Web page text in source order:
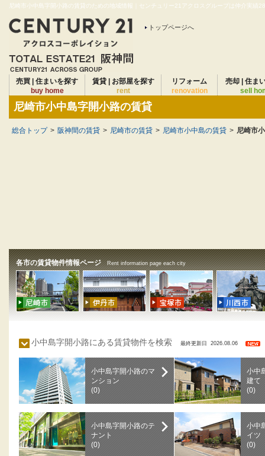
尼崎市小中島字開小路の賃貸のための地域情報｜センチュリー21アクロスグループは仲介実績
トップページへ
売買 | 住まいを探す
buy home
賃貸 | お部屋を探す
rent
リフォーム
renovation
売却 | 住ま
sell
尼崎市小中島字開小路の賃貸
総合トップ > 阪神間の賃貸 > 尼崎市の賃貸 > 尼崎市小中島の賃貸 > 尼崎市
各市の賃貸物件情報ページ Rent information page each city
小中島字開小路にある賃貸物件を検索 最終更新日 2026.08.06
小中島字開小路のマ
ンション
(0)
小中
建て
(0)
小中島字開小路のテ
ナント
(0)
小中
イツ
(0)